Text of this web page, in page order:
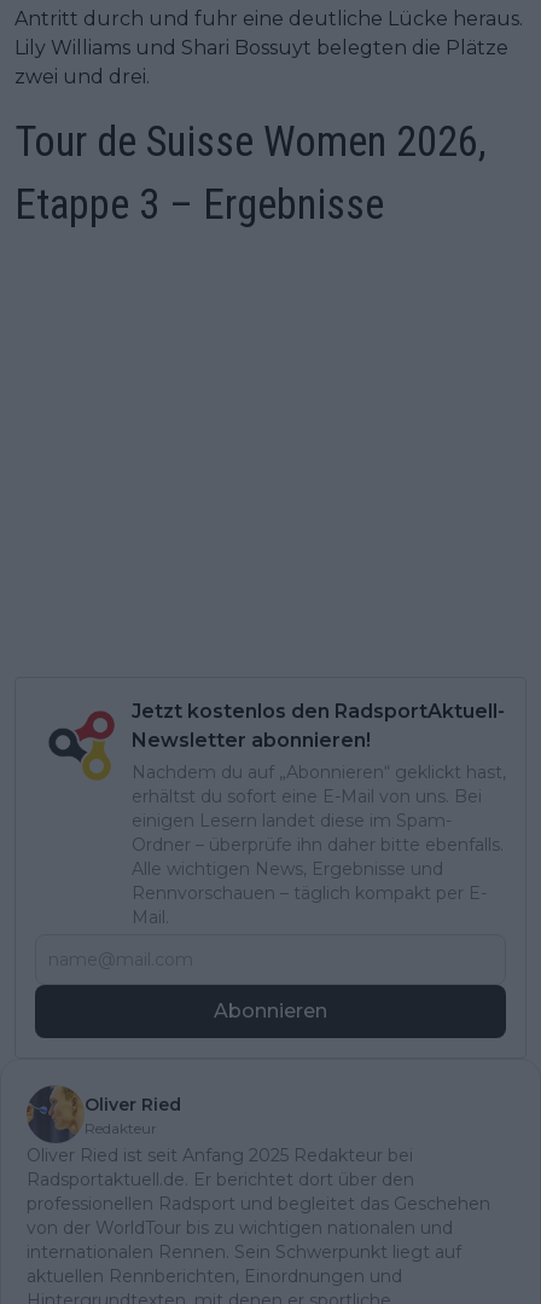
Antritt durch und fuhr eine deutliche Lücke heraus.
Lily Williams und Shari Bossuyt belegten die Plätze
zwei und drei.
Tour de Suisse Women 2026,
Etappe 3 – Ergebnisse
Jetzt kostenlos den RadsportAktuell-
Newsletter abonnieren!
Nachdem du auf „Abonnieren“ geklickt hast,
erhältst du sofort eine E-Mail von uns. Bei
einigen Lesern landet diese im Spam-
Ordner – überprüfe ihn daher bitte ebenfalls.
Alle wichtigen News, Ergebnisse und
Rennvorschauen – täglich kompakt per E-
Mail.
Abonnieren
Oliver Ried
Redakteur
Oliver Ried ist seit Anfang 2025 Redakteur bei
Radsportaktuell.de. Er berichtet dort über den
professionellen Radsport und begleitet das Geschehen
von der WorldTour bis zu wichtigen nationalen und
internationalen Rennen. Sein Schwerpunkt liegt auf
aktuellen Rennberichten, Einordnungen und